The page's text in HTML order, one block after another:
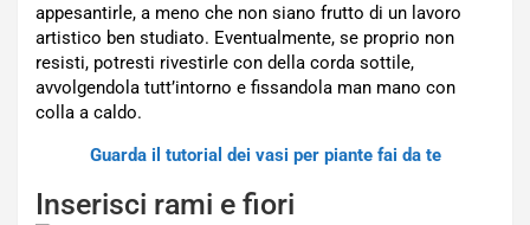
appesantirle, a meno che non siano frutto di un lavoro
artistico ben studiato. Eventualmente, se proprio non
resisti, potresti rivestirle con della corda sottile,
avvolgendola tutt’intorno e fissandola man mano con
colla a caldo.
Guarda il tutorial dei vasi per piante fai da te
Inserisci rami e fiori